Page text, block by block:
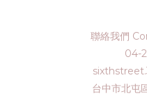
聯絡我們
04-
台中市北屯